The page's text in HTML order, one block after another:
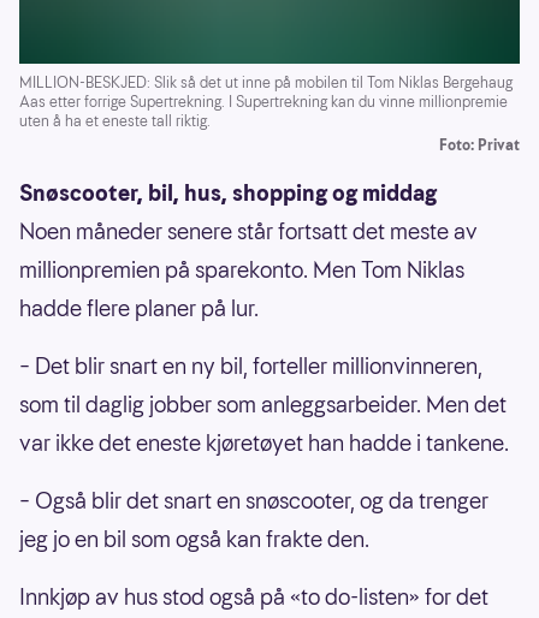
MILLION-BESKJED: Slik så det ut inne på mobilen til Tom Niklas Bergehaug
Aas etter forrige Supertrekning. I Supertrekning kan du vinne millionpremie
uten å ha et eneste tall riktig.
Foto: Privat
Snøscooter, bil, hus, shopping og middag
Noen måneder senere står fortsatt det meste av
millionpremien på sparekonto. Men Tom Niklas
hadde flere planer på lur.
– Det blir snart en ny bil, forteller millionvinneren,
som til daglig jobber som anleggsarbeider. Men det
var ikke det eneste kjøretøyet han hadde i tankene.
– Også blir det snart en snøscooter, og da trenger
jeg jo en bil som også kan frakte den.
Innkjøp av hus stod også på «to do-listen» for det